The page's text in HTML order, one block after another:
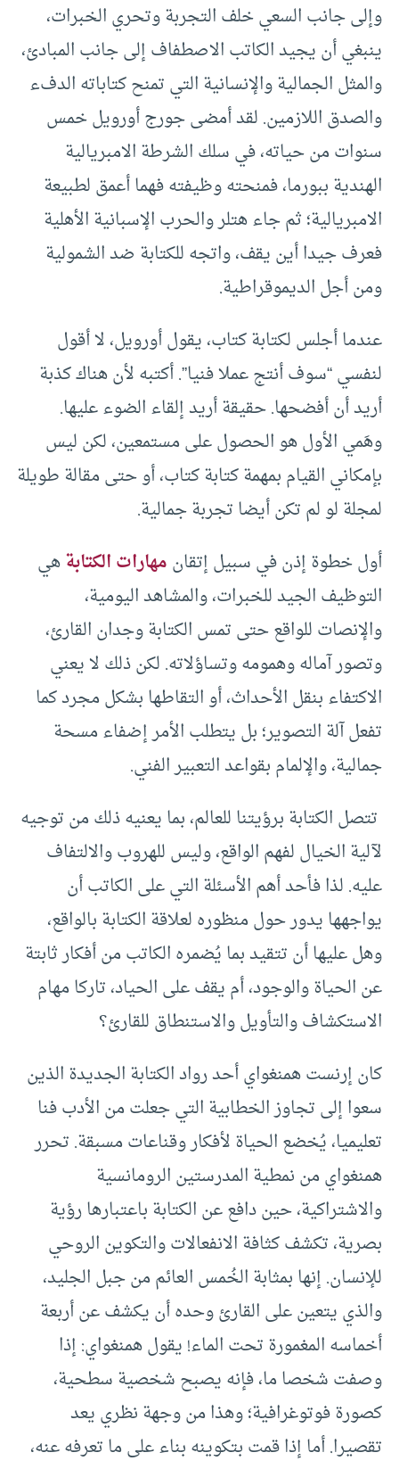
وإلى جانب السعي خلف التجربة وتحري الخبرات،
ينبغي أن يجيد الكاتب الاصطفاف إلى جانب المبادئ،
والمثل الجمالية والإنسانية التي تمنح كتاباته الدفء
والصدق اللازمين. لقد أمضى جورج أورويل خمس
سنوات من حياته، في سلك الشرطة الامبريالية
الهندية ببورما، فمنحته وظيفته فهما أعمق لطبيعة
الامبريالية؛ ثم جاء هتلر والحرب الإسبانية الأهلية
فعرف جيدا أين يقف، واتجه للكتابة ضد الشمولية
ومن أجل الديموقراطية.
عندما أجلس لكتابة كتاب، يقول أورويل، لا أقول
لنفسي “سوف أنتج عملا فنيا”. أكتبه لأن هناك كذبة
أريد أن أفضحها. حقيقة أريد إلقاء الضوء عليها.
وهَمي الأول هو الحصول على مستمعين، لكن ليس
بإمكاني القيام بمهمة كتابة كتاب، أو حتى مقالة طويلة
لمجلة لو لم تكن أيضا تجربة جمالية.
أول خطوة إذن في سبيل إتقانمهارات الكتابةهي
التوظيف الجيد للخبرات، والمشاهد اليومية،
والإنصات للواقع حتى تمس الكتابة وجدان القارئ،
وتصور آماله وهمومه وتساؤلاته. لكن ذلك لا يعني
الاكتفاء بنقل الأحداث، أو التقاطها بشكل مجرد كما
تفعل آلة التصوير؛ بل يتطلب الأمر إضفاء مسحة
جمالية، والإلمام بقواعد التعبير الفني.
تتصل الكتابة برؤيتنا للعالم، بما يعنيه ذلك من توجيه
لآلية الخيال لفهم الواقع، وليس للهروب والالتفاف
عليه. لذا فأحد أهم الأسئلة التي على الكاتب أن
يواجهها يدور حول منظوره لعلاقة الكتابة بالواقع،
وهل عليها أن تتقيد بما يُضمره الكاتب من أفكار ثابتة
عن الحياة والوجود، أم يقف على الحياد، تاركا مهام
الاستكشاف والتأويل والاستنطاق للقارئ؟
كان إرنست همنغواي أحد رواد الكتابة الجديدة الذين
سعوا إلى تجاوز الخطابية التي جعلت من الأدب فنا
تعليميا، يُخضع الحياة لأفكار وقناعات مسبقة. تحرر
همنغواي من نمطية المدرستين الرومانسية
والاشتراكية، حين دافع عن الكتابة باعتبارها رؤية
بصرية، تكشف كثافة الانفعالات والتكوين الروحي
للإنسان. إنها بمثابة الخُمس العائم من جبل الجليد،
والذي يتعين على القارئ وحده أن يكشف عن أربعة
أخماسه المغمورة تحت الماء! يقول همنغواي: إذا
وصفت شخصا ما، فإنه يصبح شخصية سطحية،
كصورة فوتوغرافية؛ وهذا من وجهة نظري يعد
تقصيرا. أما إذا قمت بتكوينه بناء على ما تعرفه عنه،